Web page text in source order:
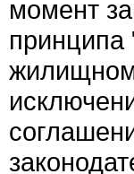
момент
принципа